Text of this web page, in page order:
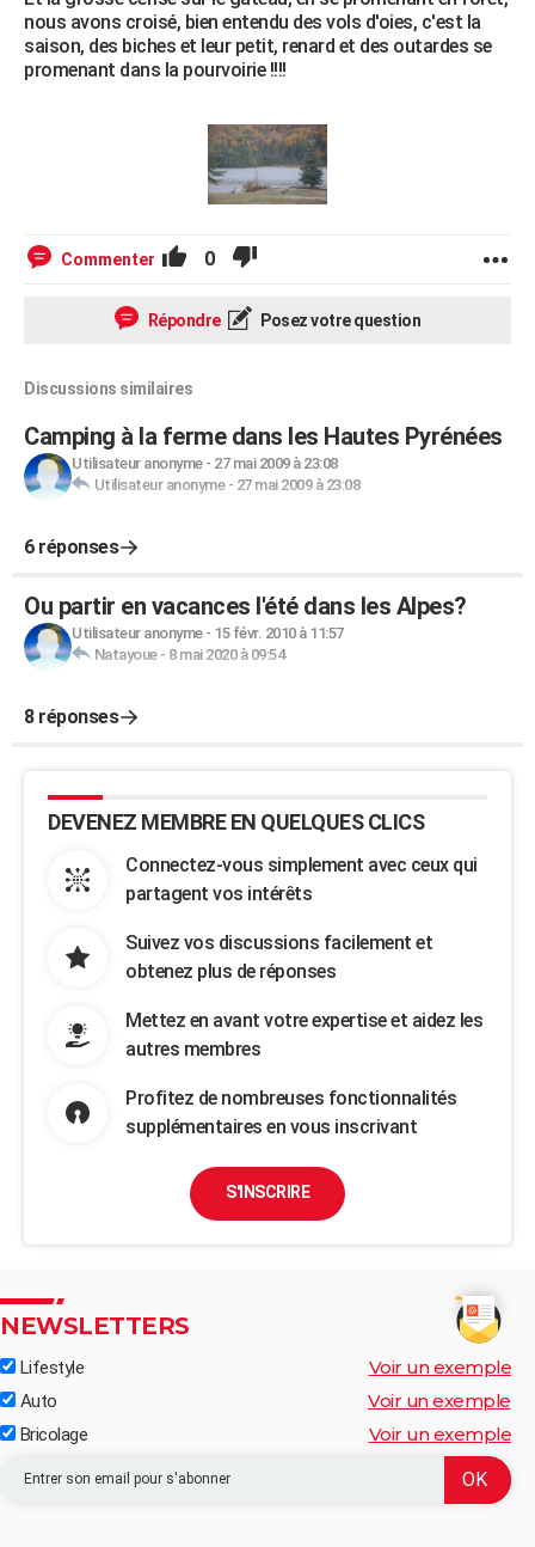
nous avons croisé, bien entendu des vols d'oies, c'est la
saison, des biches et leur petit, renard et des outardes se
promenant dans la pourvoirie !!!!
Commenter 0
Répondre Posez votre question
Discussions similaires
Camping à la ferme dans les Hautes Pyrénées
Utilisateur anonyme- 27 mai 2009 à 23:08
Utilisateur anonyme- 27 mai 2009 à 23:08
6 réponses
Ou partir en vacances l'été dans les Alpes?
Utilisateur anonyme- 15 févr. 2010 à 11:57
Natayoue- 8 mai 2020 à 09:54
8 réponses
DEVENEZ MEMBRE EN QUELQUES CLICS
Connectez-vous simplement avec ceux qui
partagent vos intérêts
Suivez vos discussions facilement et
obtenez plus de réponses
Mettez en avant votre expertise et aidez les
autres membres
Profitez de nombreuses fonctionnalités
supplémentaires en vous inscrivant
S'INSCRIRE
NEWSLETTERS
Lifestyle Voir un exemple
Auto Voir un exemple
Bricolage Voir un exemple